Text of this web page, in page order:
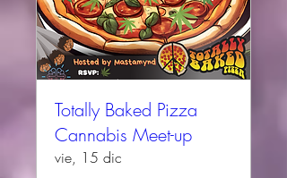
Totally Baked Pizza
Cannabis Meet-up
vie, 15 dic